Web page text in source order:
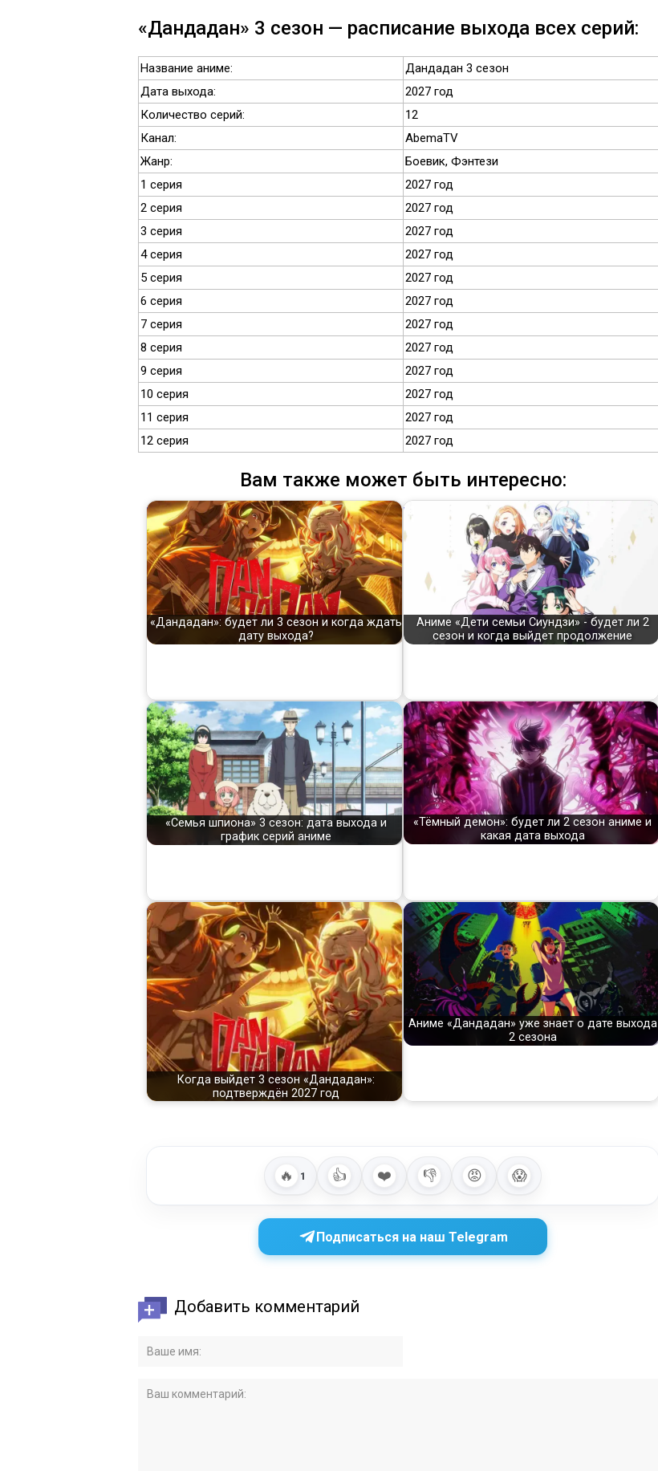
«Дандадан» 3 сезон — расписание выхода всех серий:
Название аниме:
Дандадан 3 сезон
Дата выхода:
2027 год
Количество серий:
12
Канал:
AbemaTV
Жанр:
Боевик, Фэнтези
1 серия
2027 год
2 серия
2027 год
3 серия
2027 год
4 серия
2027 год
5 серия
2027 год
6 серия
2027 год
7 серия
2027 год
8 серия
2027 год
9 серия
2027 год
10 серия
2027 год
11 серия
2027 год
12 серия
2027 год
Вам также может быть интересно:
«Дандадан»: будет ли 3 сезон и когда ждать
дату выхода?
Аниме «Дети семьи Сиундзи» - будет ли 2
сезон и когда выйдет продолжение
«Семья шпиона» 3 сезон: дата выхода и
график серий аниме
«Тёмный демон»: будет ли 2 сезон аниме и
какая дата выхода
Когда выйдет 3 сезон «Дандадан»:
подтверждён 2027 год
Аниме «Дандадан» уже знает о дате выхода
2 сезона
🔥 1 👍 ❤️ 👎 😡 😱
Подписаться на наш Telegram
Добавить комментарий